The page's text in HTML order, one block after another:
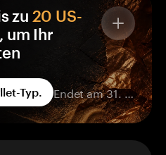
zu 20 US-
Ihrer Bestellung enthält
Wallet
die ausschließlich
– nicht eine Börse.
Typ. Endet am 31. Aug.